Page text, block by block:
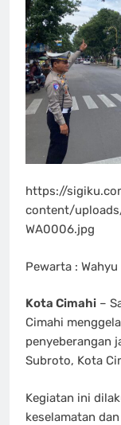
https://
content/
WA0006.jpg
Pewarta : Wahyu
Kota Cimahi –
Cimahi
penyeberangan
Subroto, Kota
Kegiatan ini
keselamatan